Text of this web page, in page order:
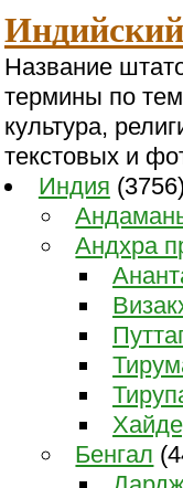
Название
термины по
культура,
текстовых и
Индия (3756)
Андхра
Бенгал